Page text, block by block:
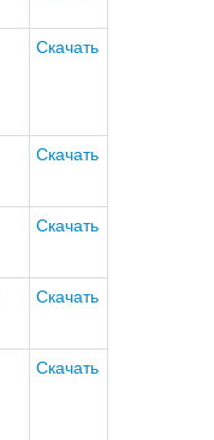
Скачать
Скачать
Скачать
Скачать
Скачать